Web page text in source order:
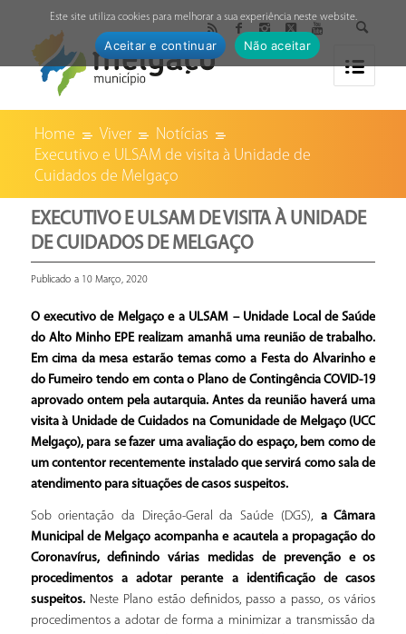
Home Viver
Notícias
Executivo e ULSAM de visita à Unidade de
Cuidados de Melgaço
EXECUTIVO E ULSAM DE VISITA À UNIDADE
DE CUIDADOS DE MELGAÇO
Publicado a 10 Março, 2020
O executivo de Melgaço e a ULSAM – Unidade Local de Saúde
do Alto Minho EPE realizam amanhã uma reunião de trabalho.
Emcima da mesa estarão temas como a Festa do Alvarinho e
do Fumeiro tendo em conta o Plano de Contingência COVID-19
aprovado ontem pela autarquia. Antes da reunião haverá uma
visita à Unidade de Cuidados na Comunidade de Melgaço (UCC
Melgaço), para se fazer uma avaliação do espaço, bem como de
um contentor recentemente instalado que servirá como sala de
atendimento para situações de casos suspeitos.
Sob orientação da Direção-Geral da Saúde (DGS), a Câmara
Municipal de Melgaço acompanha e acautela a propagação do
Coronavírus, definindo várias medidas de prevenção e os
procedimentos a adotar perante a identificação de casos
suspeitos.Neste Plano estão definidos, passo a passo, os vários
procedimentos a adotar de forma a minimizar a transmissão da
Este site utiliza cookies para melhorar a sua experiência neste website.
Aceitar e continuar Não aceitar